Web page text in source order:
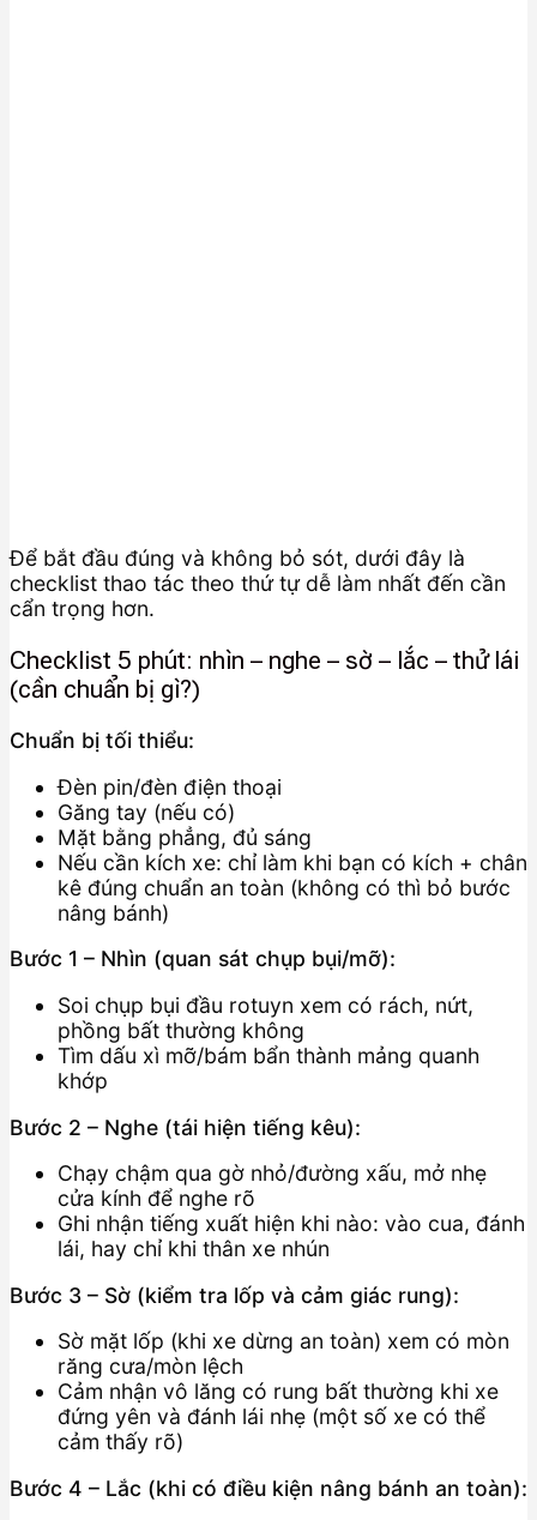
Để bắt đầu đúng và không bỏ sót, dưới đây là
checklist thao tác theo thứ tự dễ làm nhất đến cần
cẩn trọng hơn.
Checklist 5 phút: nhìn – nghe – sờ – lắc – thử lái
(cần chuẩn bị gì?)
Chuẩn bị tối thiểu:
Đèn pin/đèn điện thoại
Găng tay (nếu có)
Mặt bằng phẳng, đủ sáng
Nếu cần kích xe: chỉ làm khi bạn có kích + chân
kê đúng chuẩn an toàn (không có thì bỏ bước
nâng bánh)
Bước 1 – Nhìn (quan sát chụp bụi/mỡ):
Soi chụp bụi đầu rotuyn xem có rách, nứt,
phồng bất thường không
Tìm dấu xì mỡ/bám bẩn thành mảng quanh
khớp
Bước 2 – Nghe (tái hiện tiếng kêu):
Chạy chậm qua gờ nhỏ/đường xấu, mở nhẹ
cửa kính để nghe rõ
Ghi nhận tiếng xuất hiện khi nào: vào cua, đánh
lái, hay chỉ khi thân xe nhún
Bước 3 – Sờ (kiểm tra lốp và cảm giác rung):
Sờ mặt lốp (khi xe dừng an toàn) xem có mòn
răng cưa/mòn lệch
Cảm nhận vô lăng có rung bất thường khi xe
đứng yên và đánh lái nhẹ (một số xe có thể
cảm thấy rõ)
Bước 4 – Lắc (khi có điều kiện nâng bánh an toàn):